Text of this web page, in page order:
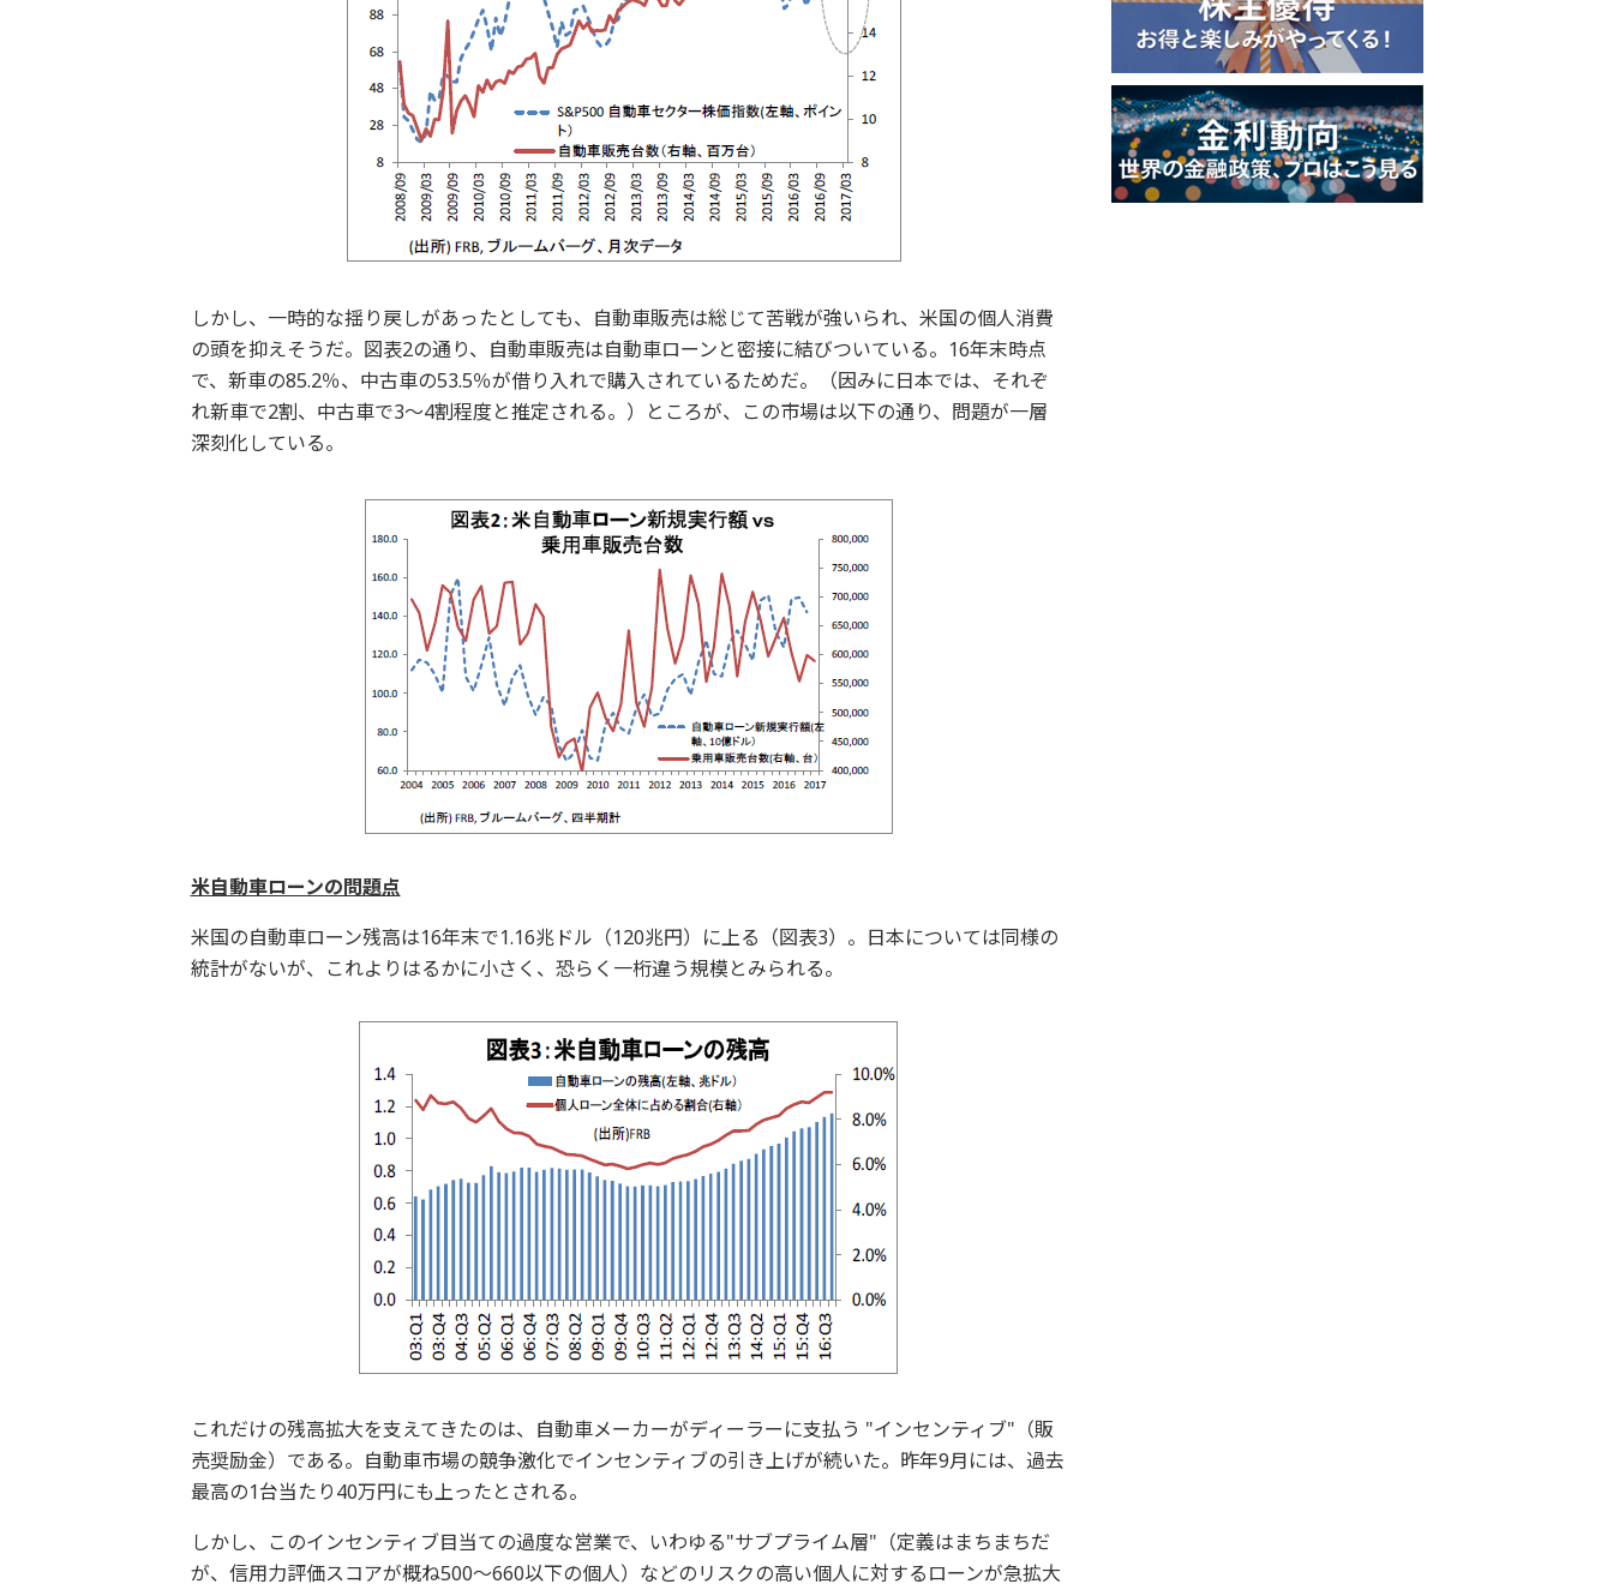
しかし、一時的な揺り戻しがあったとしても、自動車販売は総じて苦戦が強いられ、米国の個人消費
の頭を抑えそうだ。図表2の通り、自動車販売は自動車ローンと密接に結びついている。16年末時点
で、新車の85.2％、中古車の53.5％が借り入れで購入されているためだ。（因みに日本では、それぞ
れ新車で2割、中古車で3～4割程度と推定される。）ところが、この市場は以下の通り、問題が一層
深刻化している。
米自動車ローンの問題点
米国の自動車ローン残高は16年末で1.16兆ドル（120兆円）に上る（図表3）。日本については同様の
統計がないが、これよりはるかに小さく、恐らく一桁違う規模とみられる。
これだけの残高拡大を支えてきたのは、自動車メーカーがディーラーに支払う "インセンティブ"（販
売奨励金）である。自動車市場の競争激化でインセンティブの引き上げが続いた。昨年9月には、過去
最高の1台当たり40万円にも上ったとされる。
しかし、このインセンティブ目当ての過度な営業で、いわゆる"サブプライム層"（定義はまちまちだ
が、信用力評価スコアが概ね500～660以下の個人）などのリスクの高い個人に対するローンが急拡大